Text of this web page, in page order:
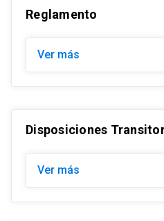
Reglamento
Ver más
Disposiciones
Ver más